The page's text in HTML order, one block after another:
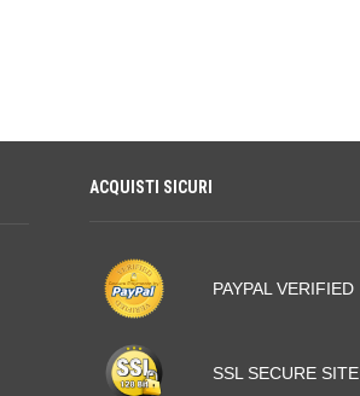
ACQUISTI SICURI
PAYPAL VERIFIED
SSL SECURE SITE